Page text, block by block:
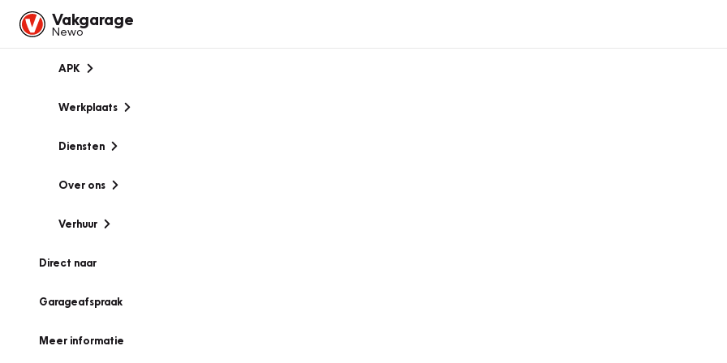
Vakgarage
Newo
APK
Werkplaats
Diensten
Over ons
Verhuur
Direct naar
Garageafspraak
Meer informatie